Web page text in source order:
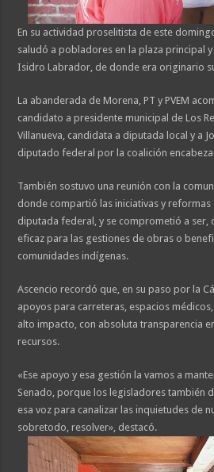
En su actividad proselitista de este
saludó a pobladores en la plaza principal
Isidro Labrador, de donde era originario
La abanderada de Morena, PT y PVEM
candidato a presidente municipal de Los
Villanueva, candidata a diputada local y a
diputado federal por la coalición
También sostuvo una reunión con la
donde compartió las iniciativas y
diputada federal, y se comprometió a ser,
eficaz para las gestiones de obras o
comunidades indígenas.
Ascencio recordó que, en su paso por la
apoyos para carreteras, espacios
alto impacto, con absoluta transparencia
recursos.
«Ese apoyo y esa gestión la vamos a
Senado, porque los legisladores también
esa voz para canalizar las inquietudes de
sobretodo, resolver», destacó.